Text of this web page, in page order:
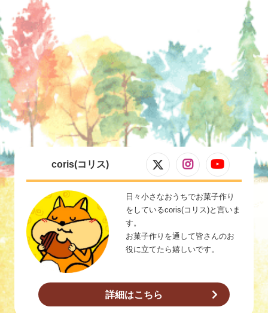
coris(コリス)
日々小さなおうちでお菓子作り
をしているcoris(コリス)と言いま
す。
お菓子作りを通して皆さんのお
役に立てたら嬉しいです。
詳細はこちら